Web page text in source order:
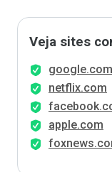
Veja sites
google.com
netflix.com
apple.com